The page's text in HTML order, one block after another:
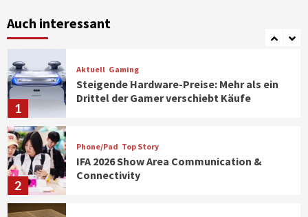
Auch interessant
7
Klimageräte und Ventilatoren
1
Aktuell Gaming
Steigende Hardware-Preise: Mehr als ein
Drittel der Gamer verschiebt Käufe
2
Phone/Pad Top Story
IFA 2026 Show Area Communication &
Connectivity